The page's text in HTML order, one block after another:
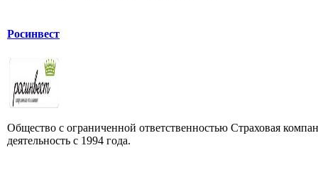
Росинвест
Общество с ограниченной ответственностью Страховая
деятельность с 1994 года.